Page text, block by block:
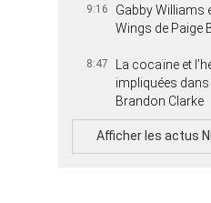
9:16
Gabby Williams
Wings de Paige
8:47
La cocaïne et
impliquées dans
Brandon Clarke
Afficher les actus